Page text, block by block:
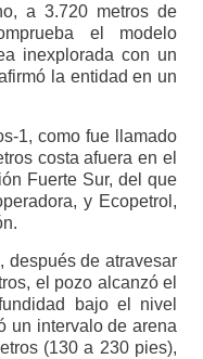
a 3.720 metros de
el modelo
inexplorada con un
la entidad en un
1, como fue llamado
costa afuera en el
Fuerte Sur, del que
y Ecopetrol,
después de atravesar
el pozo alcanzó el
bajo el nivel
un intervalo de arena
(130 a 230 pies),